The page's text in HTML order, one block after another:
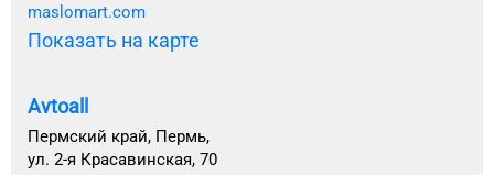
maslomart.com
Показать на карте
Avtoall
Пермский край, Пермь,
ул. 2-я Красавинская, 70